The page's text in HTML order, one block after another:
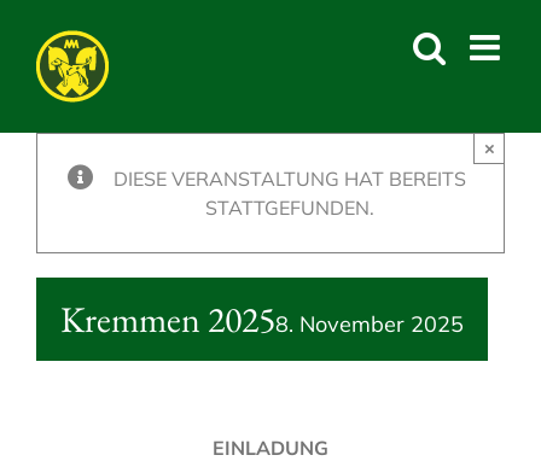
content
DIESE VERANSTALTUNG HAT BEREITS
STATTGEFUNDEN.
×
Kremmen 20258. November 2025
EINLADUNG